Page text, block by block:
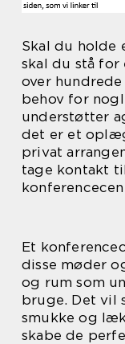
Skal du
skal du stå for
over
behov for
understøtter
det er et
privat
tage kontakt
Et
disse møder
og rum som
bruge. Det vil
smukke og
skabe de